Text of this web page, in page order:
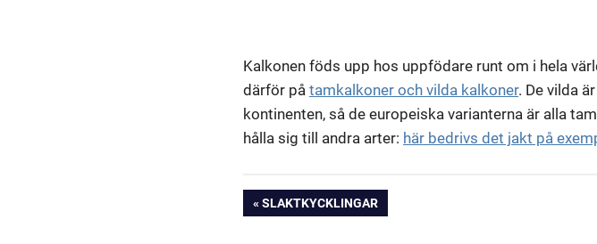
Kalkonen föds upp hos uppfödare runt om i hela
därför på tamkalkoner och vilda kalkoner. De vilda
kontinenten, så de europeiska varianterna är alla
hålla sig till andra arter: här bedrivs det jakt på
Inläggsnavigering
PREVIOUS
SLAKTKYCKLINGAR